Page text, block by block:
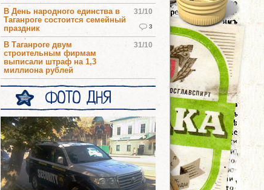
31/10
3
В День народного единства в
Таганроге состоится семейный
праздник
31/10
В Таганроге двум
строительным фирмам
выписали штраф на 1,3
миллиона рублей
ФОТО ДНЯ